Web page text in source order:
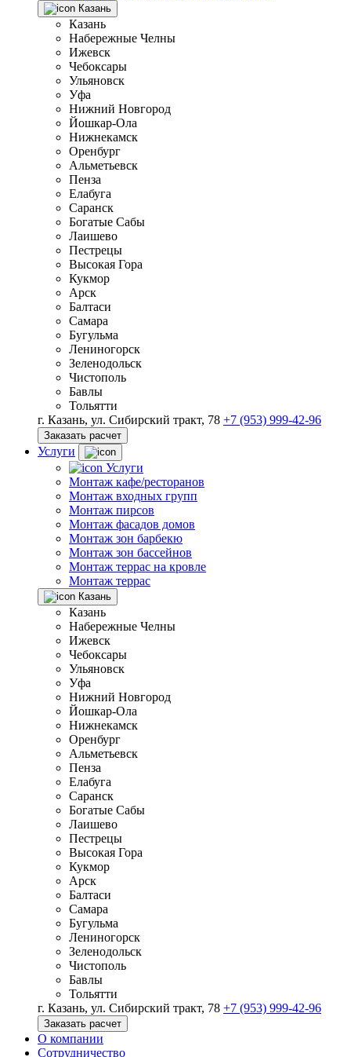
Казань
Казань
Набережные Челны
Ижевск
Чебоксары
Ульяновск
Уфа
Нижний Новгород
Йошкар-Ола
Нижнекамск
Оренбург
Альметьевск
Пенза
Елабуга
Саранск
Богатые Сабы
Лаишево
Пестрецы
Высокая Гора
Кукмор
Арск
Балтаси
Самара
Бугульма
Лениногорск
Зеленодольск
Чистополь
Бавлы
Тольятти
г. Казань, ул. Сибирский тракт, 78 +7 (953) 999-42-96
Заказать расчет
Услуги
Услуги
Монтаж кафе/ресторанов
Монтаж входных групп
Монтаж пирсов
Монтаж фасадов домов
Монтаж зон барбекю
Монтаж зон бассейнов
Монтаж террас на кровле
Монтаж террас
Казань
Казань
Набережные Челны
Ижевск
Чебоксары
Ульяновск
Уфа
Нижний Новгород
Йошкар-Ола
Нижнекамск
Оренбург
Альметьевск
Пенза
Елабуга
Саранск
Богатые Сабы
Лаишево
Пестрецы
Высокая Гора
Кукмор
Арск
Балтаси
Самара
Бугульма
Лениногорск
Зеленодольск
Чистополь
Бавлы
Тольятти
г. Казань, ул. Сибирский тракт, 78 +7 (953) 999-42-96
Заказать расчет
О компании
Сотрудничество